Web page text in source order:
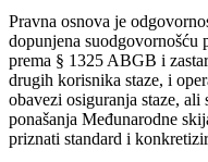
Pravna osnova je
dopunjena suodgovornošću
prema § 1325 ABGB i
drugih korisnika staze, i
obavezi osiguranja staze, ali
ponašanja Međunarodne
priznati standard i